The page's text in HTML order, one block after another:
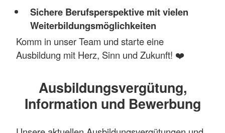
Sichere Berufsperspektive mit vielen
Weiterbildungsmöglichkeiten
Komm in unser Team und starte eine
Ausbildung mit Herz, Sinn und Zukunft! ❤️
Ausbildungsvergütung,
Information und Bewerbung